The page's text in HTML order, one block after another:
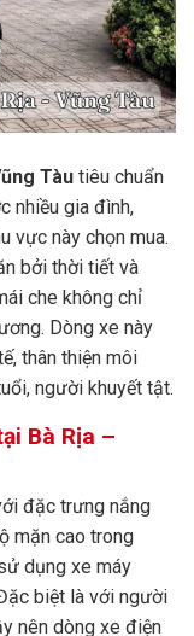
Tàu tiêu chuẩn
nhiều gia đình,
vực này chọn mua.
bởi thời tiết và
che không chỉ
Dòng xe này
thân thiện môi
người khuyết tật.
Bà Rịa –
đặc trưng nắng
mặn cao trong
dụng xe máy
biệt là với người
nên dòng xe điện